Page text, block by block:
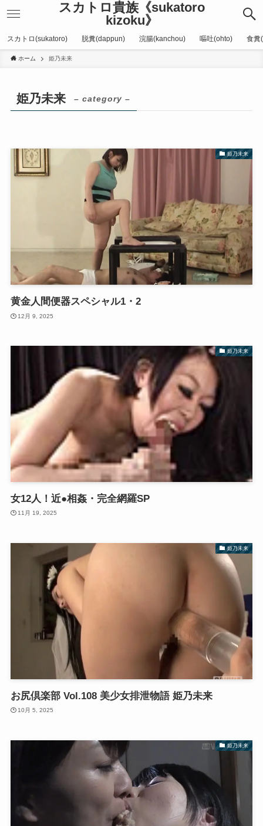
スカトロ貴族《sukatoro
kizoku》
スカトロ(sukatoro) 脱糞(dappun) 浣腸(kanchou) 嘔吐(ohto) 食糞
ホーム 姫乃未来
姫乃未来 – category –
姫乃未来
黄金人間便器スペシャル1・2
12月 9, 2025
姫乃未来
女12人！近●相姦・完全網羅SP
11月 19, 2025
姫乃未来
お尻倶楽部 Vol.108 美少女排泄物語 姫乃未来
10月 5, 2025
姫乃未来